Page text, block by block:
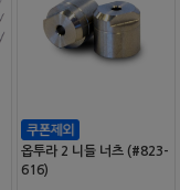
옵투라 2 니들 너츠 (#823-
616)